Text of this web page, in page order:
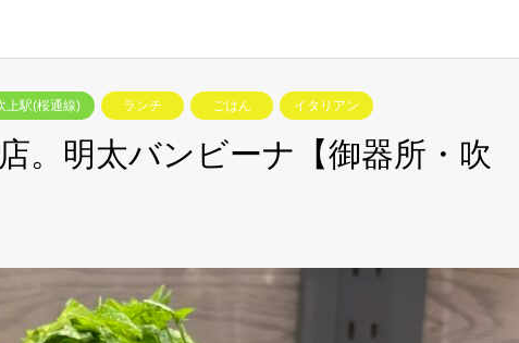
上駅(桜通線) ランチ ごはん イタリアン
。明太バンビーナ【御器所・吹